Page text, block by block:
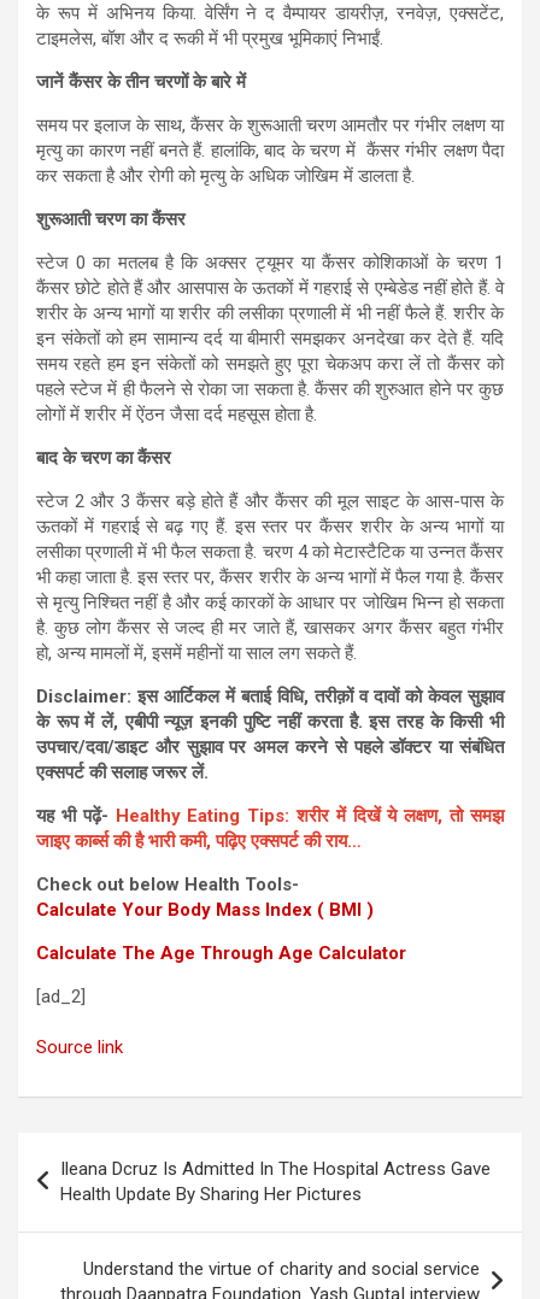
के रूप में अभिनय किया. वेर्सिंग ने द वैम्पायर डायरीज़, रनवेज़, एक्सटेंट,
टाइमलेस, बॉश और द रूकी में भी प्रमुख भूमिकाएं निभाईं.
जानें कैंसर के तीन चरणों के बारे में
समय पर इलाज के साथ, कैंसर के शुरूआती चरण आमतौर पर गंभीर लक्षण या
मृत्यु का कारण नहीं बनते हैं. हालांकि, बाद के चरण में कैंसर गंभीर लक्षण पैदा
कर सकता है और रोगी को मृत्यु के अधिक जोखिम में डालता है.
शुरूआती चरण का कैंसर
स्टेज 0 का मतलब है कि अक्सर ट्यूमर या कैंसर कोशिकाओं के चरण 1
कैंसर छोटे होते हैं और आसपास के ऊतकों में गहराई से एम्बेडेड नहीं होते हैं. वे
शरीर के अन्य भागों या शरीर की लसीका प्रणाली में भी नहीं फैले हैं. शरीर के
इन संकेतों को हम सामान्य दर्द या बीमारी समझकर अनदेखा कर देते हैं. यदि
समय रहते हम इन संकेतों को समझते हुए पूरा चेकअप करा लें तो कैंसर को
पहले स्टेज में ही फैलने से रोका जा सकता है. कैंसर की शुरुआत होने पर कुछ
लोगों में शरीर में ऐंठन जैसा दर्द महसूस होता है.
बाद के चरण का कैंसर
स्टेज 2 और 3 कैंसर बड़े होते हैं और कैंसर की मूल साइट के आस-पास के
ऊतकों में गहराई से बढ़ गए हैं. इस स्तर पर कैंसर शरीर के अन्य भागों या
लसीका प्रणाली में भी फैल सकता है. चरण 4 को मेटास्टैटिक या उन्नत कैंसर
भी कहा जाता है. इस स्तर पर, कैंसर शरीर के अन्य भागों में फैल गया है. कैंसर
से मृत्यु निश्चित नहीं है और कई कारकों के आधार पर जोखिम भिन्न हो सकता
है. कुछ लोग कैंसर से जल्द ही मर जाते हैं, खासकर अगर कैंसर बहुत गंभीर
हो, अन्य मामलों में, इसमें महीनों या साल लग सकते हैं.
Disclaimer: इस आर्टिकल में बताई विधि, तरीक़ों व दावों को केवल सुझाव
के रूप में लें, एबीपी न्यूज़ इनकी पुष्टि नहीं करता है. इस तरह के किसी भी
उपचार/दवा/डाइट और सुझाव पर अमल करने से पहले डॉक्टर या संबंधित
एक्सपर्ट की सलाह जरूर लें.
यह भी पढ़ें- Healthy Eating Tips: शरीर में दिखें ये लक्षण, तो समझ
जाइए कार्ब्स की है भारी कमी, पढ़िए एक्सपर्ट की राय…
Check out below Health Tools-
Calculate Your Body Mass Index ( BMI )
Calculate The Age Through Age Calculator
[ad_2]
Source link
navigation
Ileana Dcruz Is Admitted In The Hospital Actress Gave
Health Update By Sharing Her Pictures
Understand the virtue of charity and social service
through Daanpatra Foundation. Yash Gupta| interview